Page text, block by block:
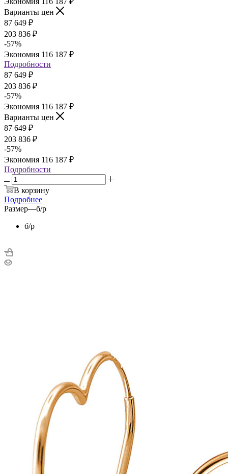
Варианты цен
87 649 ₽
203 836 ₽
-57%
Экономия 116 187 ₽
Подробности
87 649 ₽
203 836 ₽
-57%
Экономия 116 187 ₽
Варианты цен
87 649 ₽
203 836 ₽
-57%
Экономия 116 187 ₽
Подробности
В корзину
Подробнее
Размер—б/р
б/р